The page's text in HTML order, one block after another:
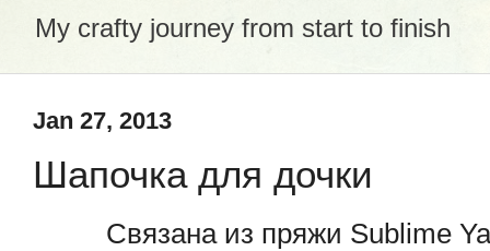
My crafty journey from start to finish
Jan 27, 2013
Шапочка для дочки
Связана из пряжи Sublime